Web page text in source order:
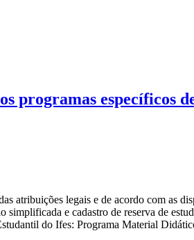
programas específicos
atribuições legais e de acordo com as
e cadastro de reserva de
do Ifes: Programa Material